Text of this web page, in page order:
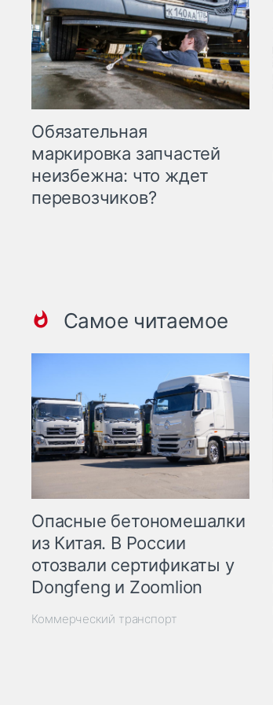
Обязательная
маркировка запчастей
неизбежна: что ждет
перевозчиков?
Самое читаемое
Опасные бетономешалки
из Китая. В России
отозвали сертификаты у
Dongfeng и Zoomlion
Коммерческий транспорт